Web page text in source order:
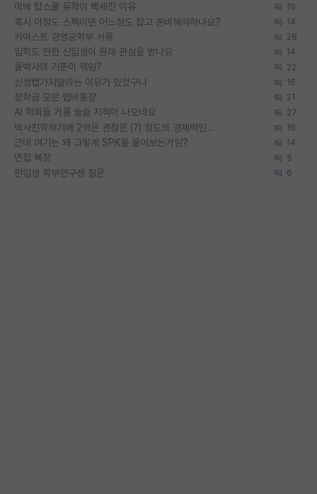
미박 탑스쿨 유학이 빡세진 이유 19
혹시 이정도 스펙이면 어느정도 잡고 준비해야하나요? 14
카이스트 경영공학부 서류 28
입학도 안한 신입생이 원래 관심을 받나요 14
물박사의 기준이 뭐임? 22
신생랩가지말라는 이유가 있었구나 16
장학금 모은 랩비통장 21
AI 학회들 거품 슬슬 지적이 나오네요 27
박사진학하기에 2억은 괜찮은 (?) 정도의 경제력인가요 16
근데 여기는 왜 그렇게 SPK를 물어보는거임? 14
면접 복장 5
편입생 학부연구생 질문 6